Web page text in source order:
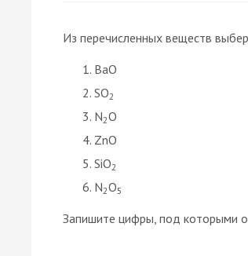
Из перечисленных веществ
BaO
SO2
N2O
ZnO
SiO2
N2O5
Запишите цифры, под которыми